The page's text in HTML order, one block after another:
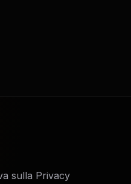
sulla Privacy